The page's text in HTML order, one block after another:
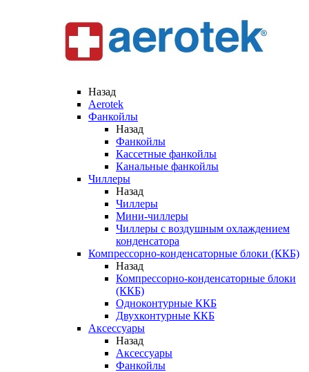
Назад
Aerotek
Фанкойлы
Назад
Фанкойлы
Кассетные фанкойлы
Канальные фанкойлы
Чиллеры
Назад
Чиллеры
Мини-чиллеры
Чиллеры с воздушным охлаждением
конденсатора
Компрессорно-конденсаторные блоки (ККБ)
Назад
Компрессорно-конденсаторные блоки
(ККБ)
Одноконтурные ККБ
Двухконтурные ККБ
Аксессуары
Назад
Аксессуары
Фанкойлы